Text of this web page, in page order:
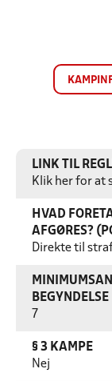
LINK TIL
Klik her for at
HVAD
AFGØRES?
Direkte til
BEGYNDELSE
7
§ 3 KAMPE
Nej